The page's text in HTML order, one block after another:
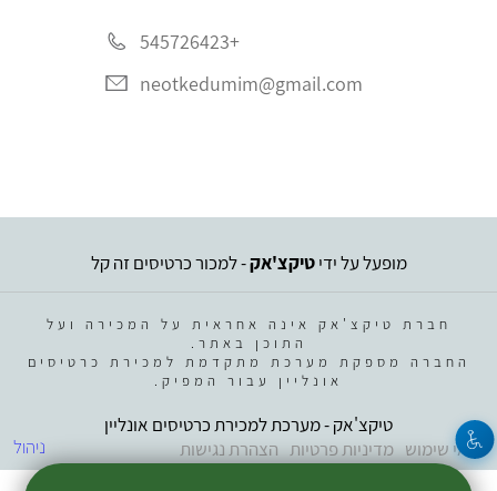
+545726423
neotkedumim@gmail.com
מופעל על ידיטיקצ'אק- למכור כרטיסים זה קל
חברת טיקצ'אק אינה אחראית על המכירה ועל
התוכן באתר.
החברה מספקת מערכת מתקדמת למכירת כרטיסים
אונליין עבור המפיק.
ניהול
טיקצ'אק - מערכת למכירת כרטיסים אונליין
תנאי שימוש מדיניות פרטיות הצהרת נגישות